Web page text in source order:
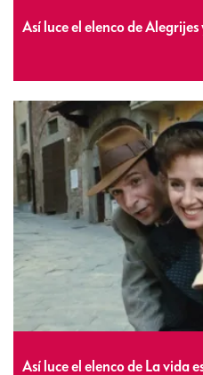
Así luce el elenco de
Así luce el elenco de La vida